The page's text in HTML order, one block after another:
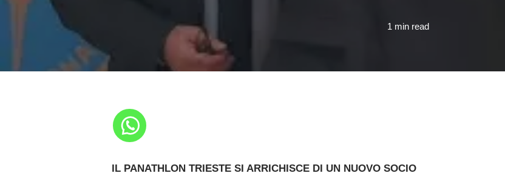
1 min read
IL PANATHLON TRIESTE SI ARRICHISCE DI UN NUOVO SOCIO